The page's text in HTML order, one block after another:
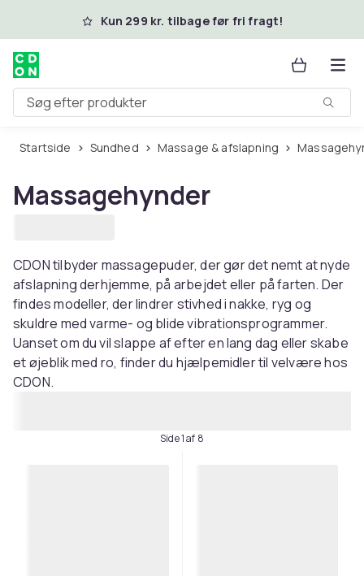
Spring til hovedindhold
Kun 299 kr. tilbage før fri fragt!
Søg efter produkter
Startside Sundhed Massage & afslapning
Massagehynder
CDON tilbyder massagepuder, der gør det nemt at nyde
afslapning derhjemme, på arbejdet eller på farten. Der
findes modeller, der lindrer stivhed i nakke, ryg og
skuldre med varme- og blide vibrationsprogrammer.
Uanset om du vil slappe af efter en lang dag eller skabe
et øjeblik med ro, finder du hjælpemidler til velvære hos
CDON.
Side 1 af 8